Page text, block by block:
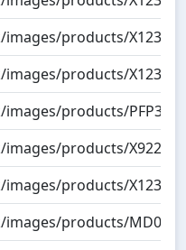
products/
products/
products/
products/
products/
products/